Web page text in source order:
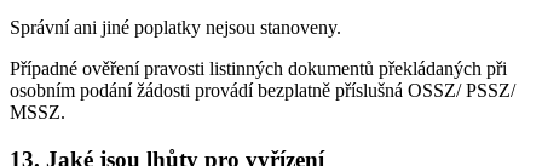
Správní ani jiné poplatky nejsou stanoveny.
Případné ověření pravosti listinných dokumentů překládaných při
osobním podání žádosti provádí bezplatně příslušná OSSZ/ PSSZ/
MSSZ.
13. Jaké jsou lhůty pro vyřízení